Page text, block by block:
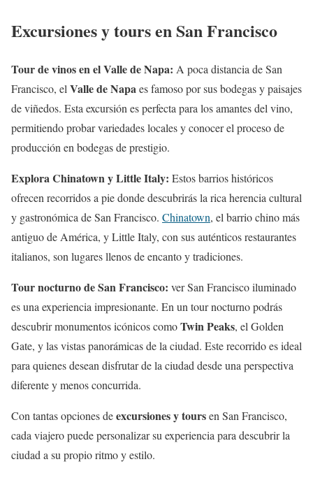
Excursiones y tours en San Francisco
Tour de vinos en el Valle de Napa: A poca distancia de San
Francisco, el Valle de Napa es famoso por sus bodegas y paisajes
de viñedos. Esta excursión es perfecta para los amantes del vino,
permitiendo probar variedades locales y conocer el proceso de
producción en bodegas de prestigio.
Explora Chinatown y Little Italy: Estos barrios históricos
ofrecen recorridos a pie donde descubrirás la rica herencia cultural
y gastronómica de San Francisco. Chinatown, el barrio chino más
antiguo de América, y Little Italy, con sus auténticos restaurantes
italianos, son lugares llenos de encanto y tradiciones.
Tour nocturno de San Francisco: ver San Francisco iluminado
es una experiencia impresionante. En un tour nocturno podrás
descubrir monumentos icónicos comoTwin Peaks, el Golden
Gate, y las vistas panorámicas de la ciudad. Este recorrido es ideal
para quienes desean disfrutar de la ciudad desde una perspectiva
diferente y menos concurrida.
Con tantas opciones deexcursiones y toursen San Francisco,
cada viajero puede personalizar su experiencia para descubrir la
ciudad a su propio ritmo y estilo.